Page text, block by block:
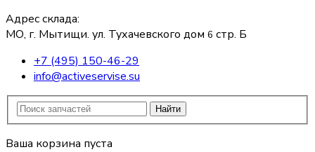
Адрес склада:
МО, г. Мытищи. ул. Тухачевского дом 6 стр. Б
+7 (495) 150-46-29
info@activeservise.su
Найти
Ваша корзина пуста